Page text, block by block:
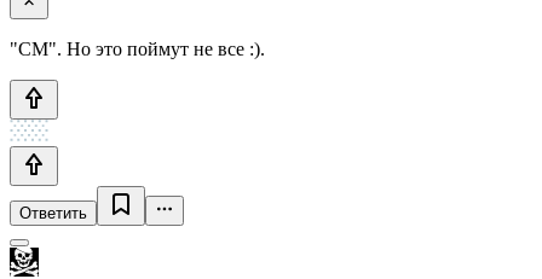
"CM". Но это поймут не все :).
Ответить